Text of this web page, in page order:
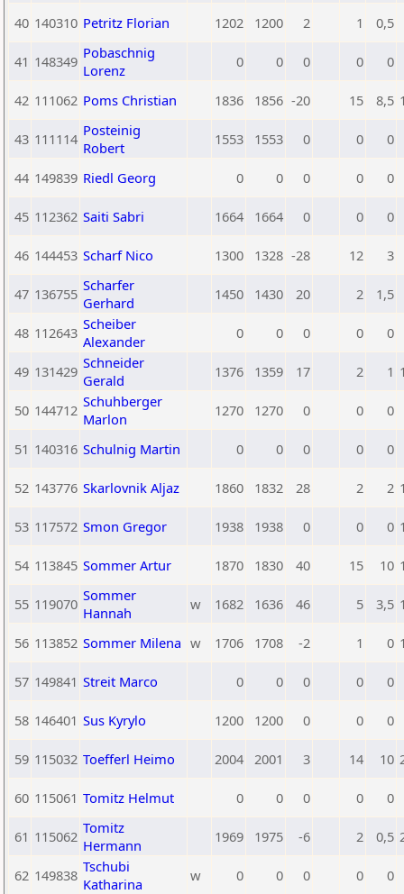
40 140310 Petritz Florian 1202 1200 2 1 0,5
41 148349 Pobaschnig
Lorenz
0 0 0 0 0
42 111062 Poms Christian 1836 1856 -20 15 8,5
43 111114 Posteinig
Robert
1553 1553 0 0 0
44 149839 Riedl Georg 0 0 0 0 0
45 112362 Saiti Sabri 1664 1664 0 0 0
46 144453 Scharf Nico 1300 1328 -28 12 3
47 136755 Scharfer
Gerhard
1450 1430 20 2 1,5
48 112643 Scheiber
Alexander
0 0 0 0 0
49 131429 Schneider
Gerald
1376 1359 17 2 1
50 144712 Schuhberger
Marlon
1270 1270 0 0 0
51 140316 Schulnig Martin 0 0 0 0 0
52 143776 Skarlovnik Aljaz 1860 1832 28 2 2
53 117572 Smon Gregor 1938 1938 0 0 0
54 113845 Sommer Artur 1870 1830 40 15 10
55 119070 Sommer
Hannah
w 1682 1636 46 5 3,5
56 113852 Sommer Milena w 1706 1708 -2 1 0
57 149841 Streit Marco 0 0 0 0 0
58 146401 Sus Kyrylo 1200 1200 0 0 0
59 115032 Toefferl Heimo 2004 2001 3 14 10
60 115061 Tomitz Helmut 0 0 0 0 0
61 115062 Tomitz
Hermann
1969 1975 -6 2 0,5
62 149838 Tschubi
Katharina
w 0 0 0 0 0